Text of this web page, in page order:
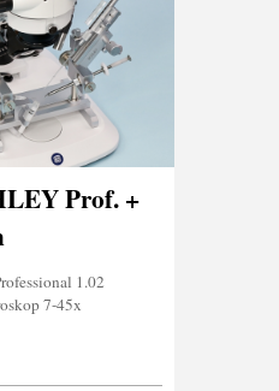
Prof. +
1.02
7-45x